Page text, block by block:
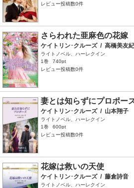
レビュー投稿数0件
さらわれた亜麻色の花嫁
ケイトリン･クルーズ / 高橋美友紀
ライトノベル、ハーレクイン
1巻
740pt
レビュー投稿数0件
妻とは知らずにプロポー
ケイトリン･クルーズ / 山本翔子
ライトノベル、ハーレクイン
1巻
600pt
レビュー投稿数0件
花嫁は救いの天使
ケイトリン･クルーズ / 藤倉詩音
ライトノベル、ハーレクイン